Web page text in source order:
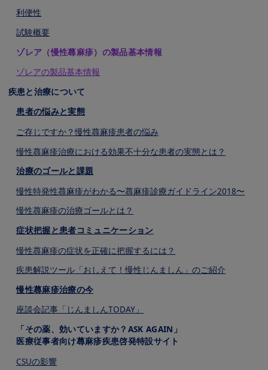
利便性
試験概要
ゾレア（慢性蕁麻疹）の製品基本情報
ゾレアの製品基本情報
疾患と治療について
患者の悩みと実態
ご存じですか？慢性蕁⿇疹患者の悩み
慢性蕁⿇疹治療における効果不⼗分な患者の実態とは？
治療のゴールと課題
慢性特発性蕁⿇疹がわかる〜蕁⿇疹診療ガイドライン2018〜
慢性蕁⿇疹の治療ゴールとは？
症状把握と患者コミュニケーション
慢性蕁⿇疹の症状を正確に把握するには？
疾患解説ツール「おしえて！慢性じんましん」のご紹介
慢性蕁⿇疹治療の今
座談会記事「じんましんTODAY」
「その薬、効いていますか？ASK AGAIN」
医療従事者向け蕁麻疹疾患啓発特設サイト
CSUの影響